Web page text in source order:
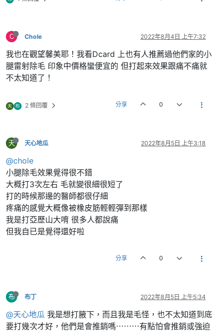
C Chole 2022年8月4日 上午7:32
我也在觀望馨美耶！我看Dcard 上也有人推薦過他們家的小
腿雷射除毛 印象中價格蠻便宜的 但打起來效果跟痛不痛就
不太知道了！
天 布 2 條回覆 分享 0
天 天心地瓜 2022年8月5日 上午3:18
@chole
小腿除毛效果覺得很不錯
大概打3次左右 毛就變很細很短了
打的時候那邊的醫師都很仔細
疼痛的感覺大概像被橡皮筋輕輕彈到那樣
我是打亞歷山大唷 很多人都說痛
但我自已是覺得還好啦
分享 0
布 布丁 2022年8月5日 上午5:34
@天心地瓜 我是想打腋下，而且我是毛怪，也不太知道到底
要打幾次才好，他們是會推銷嗎⋯⋯⋯有點怕會推銷或強迫